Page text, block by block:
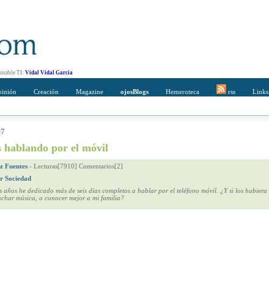
TI: Vidal Vidal Garcia
Creación Magazine ojosBlogs Hemeroteca rss Links
Direccción de correo del destinatario
hablando por el móvil
Fuentes - Lecturas[7910] Comentarios[2]
Sociedad
he dedicado más de seis días completos a hablar por el teléfono móvil. ¿Y si los hubiera
música, o conocer mejor a mi familia?